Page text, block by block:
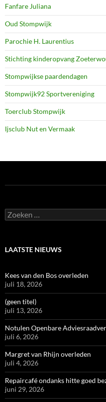
Fanfare Juliana
Oud Stompwijk
Parochie H. Laurentius
Stichting kinderopvang
Stompwijkse paardendagen
Stompwijk92 Sportvereniging
Toerclub Stompwijk
Ijsclub Nut en Vermaak
Zoeken
naar:
LAATSTE NIEUWS
Kees van den Bos overleden
juli 18, 2026
(geen titel)
juli 13, 2026
Notulen Openbare
juli 6, 2026
Margret van Rhijn overleden
juli 4, 2026
Repaircafé ondanks hitte goed
juni 29, 2026